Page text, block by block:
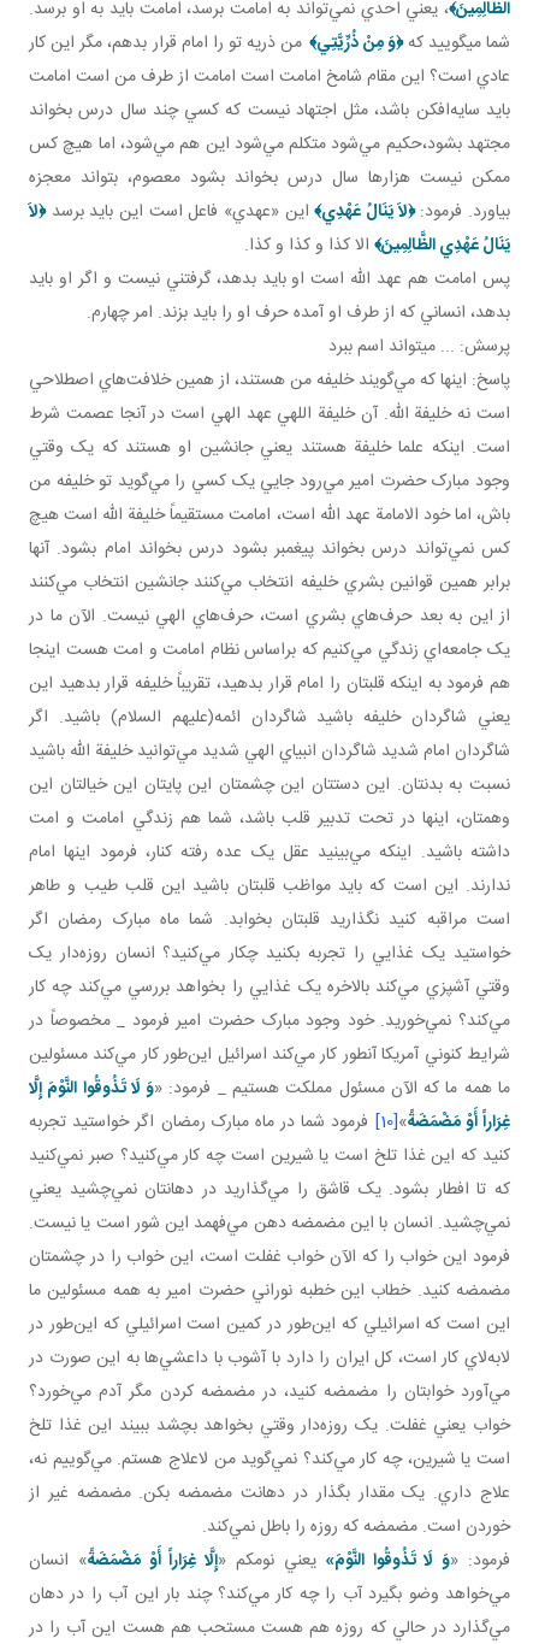
الظَّالِمِينَ﴾، يعني احدي نمي‌تواند به امامت برسد، امامت بايد به او برسد.
شما می­گوييد که﴿وَ مِنْ ذُرِّيَّتِي﴾ من ذريه تو را امام قرار بدهم، مگر اين کار
عادي است؟ اين مقام شامخ امامت است امامت از طرف من است امامت
بايد سايه‌افکن باشد، مثل اجتهاد نيست که کسي چند سال درس بخواند
مجتهد بشود،حکيم مي‌شود متکلم مي‌شود اين هم مي‌شود، اما هيچ کس
ممکن نيست هزارها سال درس بخواند بشود معصوم، بتواند معجزه
بياورد. فرمود:﴿لاَ يَنَالُ عَهْدِي﴾اين «عهدي» فاعل است اين بايد برسد﴿لاَ
يَنَالُ عَهْدِي الظَّالِمِينَ﴾ الا کذا و کذا و کذا.
پس امامت هم عهد الله است او بايد بدهد، گرفتني نيست و اگر او بايد
بدهد، انساني که از طرف او آمده حرف او را بايد بزند. امر چهارم.
پرسش: ... می­تواند اسم ببرد
پاسخ: اينها که مي‌گويند خليفه من هستند، از همين خلافت‌هاي اصطلاحي
است نه خليفة الله. آن خليفة اللهي عهد الهي است در آنجا عصمت شرط
است. اينکه علما خليفة هستند يعني جانشين او هستند که يک وقتي
وجود مبارک حضرت امير مي‌رود جايي يک کسي را مي‌گويد تو خليفه من
باش، اما خود الامامة عهد الله است، امامت مستقيماً خليفة الله است هيچ
کس نمي‌تواند درس بخواند پيغمبر بشود درس بخواند امام بشود. آنها
برابر همين قوانين بشري خليفه انتخاب مي‌کنند جانشين انتخاب مي‌کنند
از اين به بعد حرف‌هاي بشري است، حرف‌هاي الهي نيست. الآن ما در
يک جامعه‌اي زندگي مي‌کنيم که براساس نظام امامت و امت هست اينجا
هم فرمود به اينکه قلبتان را امام قرار بدهيد، تقريباً خليفه قرار بدهيد اين
يعني شاگردان خليفه باشيد شاگردان ائمه(عليهم السلام) باشيد. اگر
شاگردان امام شديد شاگردان انبياي الهي شديد مي‌توانيد خليفة الله باشيد
نسبت به بدنتان. اين دستتان اين چشمتان اين پايتان اين خيالتان اين
وهمتان، اينها در تحت تدبير قلب باشد، شما هم زندگي امامت و امت
داشته باشيد. اينکه مي‌بينيد عقل يک عده رفته کنار، فرمود اينها امام
ندارند. اين است که بايد مواظب قلبتان باشيد اين قلب طيب و طاهر
است مراقبه کنيد نگذاريد قلبتان بخوابد. شما ماه مبارک رمضان اگر
خواستيد يک غذايي را تجربه بکنيد چکار مي‌کنيد؟ انسان روزه‌دار يک
وقتي آشپزي مي‌کند بالاخره يک غذايي را بخواهد بررسي مي‌کند چه کار
مي‌کند؟ نمي‌خوريد. خود وجود مبارک حضرت امير فرمود _ مخصوصاً در
شرايط کنوني آمريکا آن­طور کار مي‌کند اسرائيل اين‌طور کار مي‌کند مسئولين
ما همه ما که الآن مسئول مملکت هستيم _ فرمود: «وَ لَا تَذُوقُوا النَّوْمَ إِلَّا
غِرَاراً أَوْ مَضْمَضَةً»
[10]
فرمود شما در ماه مبارک رمضان اگر خواستيد تجربه
کنيد که اين غذا تلخ است يا شيرين است چه کار مي‌کنيد؟ صبر نمي‌کنيد
که تا افطار بشود. يک قاشق را مي‌گذاريد در دهانتان نمي‌چشيد يعني
نمي‌چشيد. انسان با اين مضمضه دهن مي‌فهمد اين شور است يا نيست.
فرمود اين خواب را که الآن خواب غفلت است، اين خواب را در چشمتان
مضمضه کنيد. خطاب اين خطبه نوراني حضرت امير به همه مسئولين ما
اين است که اسرائيلي که اين‌طور در کمين است اسرائيلي که اين‌طور در
لابه‌لاي کار است، کل ايران را دارد با آشوب با داعشي‌ها به اين صورت در
مي‌آورد خوابتان را مضمضه کنيد، در مضمضه کردن مگر آدم مي‌خورد؟
خواب يعني غفلت. يک روزه‌دار وقتي بخواهد بچشد ببيند اين غذا تلخ
است يا شيرين، چه کار مي‌کند؟ نمي‌گويد من لاعلاج هستم. مي‌گوييم نه،
علاج داري. يک مقدار بگذار در دهانت مضمضه بکن. مضمضه غير از
خوردن است. مضمضه که روزه را باطل نمي‌کند.
فرمود: «وَ لَا تَذُوقُوا النَّوْمَ»يعني نومکم «إِلَّا غِرَاراً أَوْ مَضْمَضَةً» انسان
مي‌خواهد وضو بگيرد آب را چه کار مي‌کند؟ چند بار اين آب را در دهان
مي‌گذارد در حالي که روزه هم هست مستحب هم هست اين آب را در